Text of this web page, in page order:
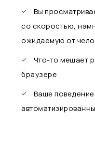
Вы
со скоростью,
ожидаемую от
Что-то мешает
браузере
Ваше